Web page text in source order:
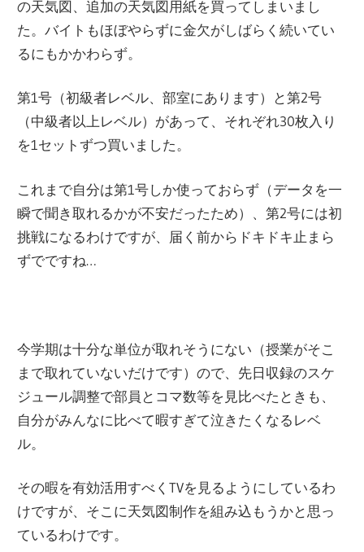
の天気図、追加の天気図用紙を買ってしまいまし
た。バイトもほぼやらずに金欠がしばらく続いてい
るにもかかわらず。
第1号（初級者レベル、部室にあります）と第2号
（中級者以上レベル）があって、それぞれ30枚入り
を1セットずつ買いました。
これまで自分は第1号しか使っておらず（データを一
瞬で聞き取れるかが不安だったため）、第2号には初
挑戦になるわけですが、届く前からドキドキ止まら
ずでですね…
今学期は十分な単位が取れそうにない（授業がそこ
まで取れていないだけです）ので、先日収録のスケ
ジュール調整で部員とコマ数等を見比べたときも、
自分がみんなに比べて暇すぎて泣きたくなるレベ
ル。
その暇を有効活用すべくTVを見るようにしているわ
けですが、そこに天気図制作を組み込もうかと思っ
ているわけです。